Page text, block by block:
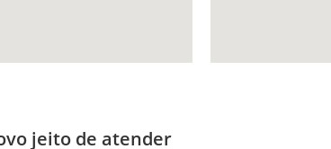
jeito de atender